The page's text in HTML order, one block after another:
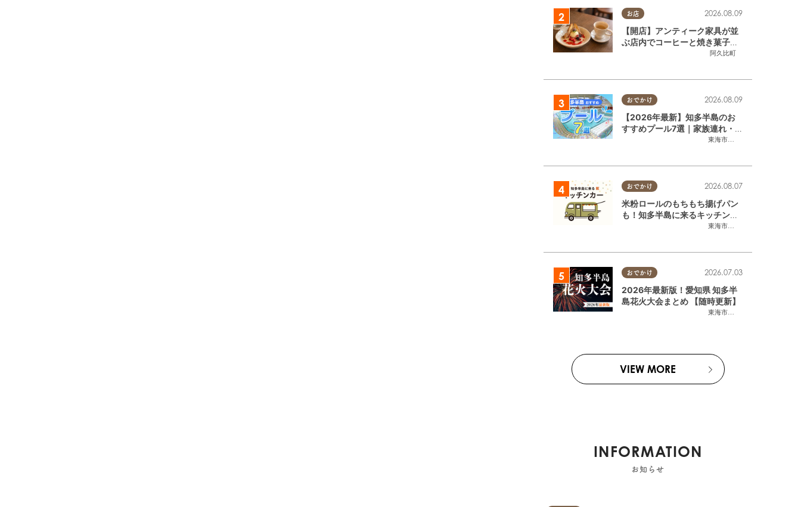
お店
阿久比町
2026.08.09
【開店】アンティーク家具が並
ぶ店内でコーヒーと焼き菓子が
楽しめる！「CafeギャラリーA
おでかけ
東海市
,大府市
2026.08.09
【2026年最新】知多半島のお
すすめプール7選｜家族連れ・
カップル・大人も楽しめるスポ
おでかけ
東海市
,大府市
2026.08.07
米粉ロールのもちもち揚げパン
も！知多半島に来るキッチンカ
ーまとめ【8/8(土)～8/14(金)】
おでかけ
東海市
,大府市
2026.07.03
2026年最新版！愛知県 知多半
島花火大会まとめ 【随時更新】
VIEW MORE
INFORMATION
お知らせ